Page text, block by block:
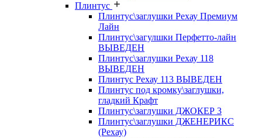
Плинтус
Плинтус\заглушки Рехау Премиум
Лайн
Плинтус\загулшки Перфетто-лайн
ВЫВЕДЕН
Плинтус\заглушки Рехау 118
ВЫВЕДЕН
Плинтус Рехау 113 ВЫВЕДЕН
Плинтус под кромку\заглушки,
гладкий Крафт
Плинтус\заглушки ДЖОКЕР 3
Плинтус\заглушки ДЖЕНЕРИКС
(Рехау)